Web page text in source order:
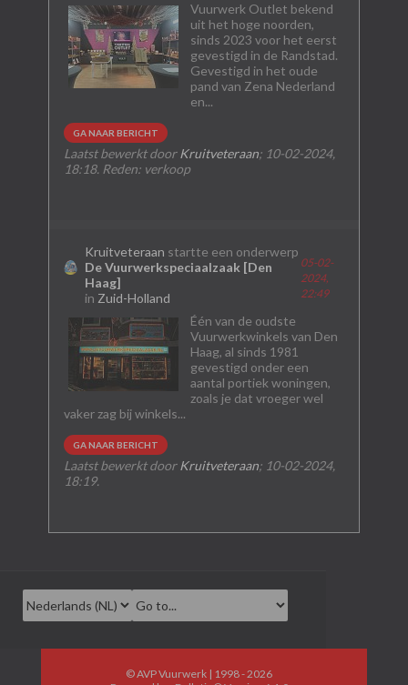
Vuurwerk Outlet bekend
uit het hoge noorden,
sinds 2023 voor het eerst
gevestigd in de Randstad.
Gevestigd in het oude
pand van Zena Nederland
en...
GA NAAR BERICHT
Laatst bewerkt doorKruitveteraan; 10-02-2024,
18:18. Reden:verkoop
Kruitveteraan startte een onderwerp
De Vuurwerkspeciaalzaak [Den
Haag]
in Zuid-Holland
05-02-
2024,
22:49
Één van de oudste
Vuurwerkwinkels van Den
Haag, al sinds 1981
gevestigd onder een
aantal portiek woningen,
zoals je dat vroeger wel
vaker zag bij winkels...
GA NAAR BERICHT
Laatst bewerkt doorKruitveteraan; 10-02-2024,
18:19.
© AVP Vuurwerk | 1998 - 2026